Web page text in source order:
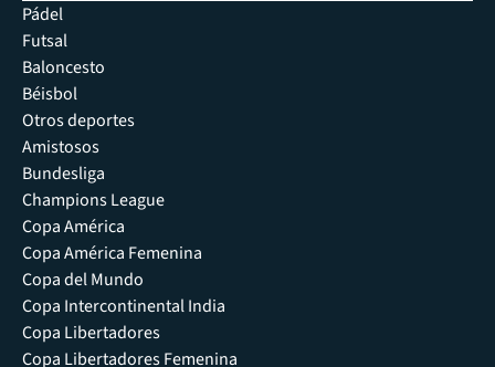
Pádel
Futsal
Baloncesto
Béisbol
Otros deportes
Amistosos
Bundesliga
Champions League
Copa América
Copa América Femenina
Copa del Mundo
Copa Intercontinental India
Copa Libertadores
Copa Libertadores Femenina